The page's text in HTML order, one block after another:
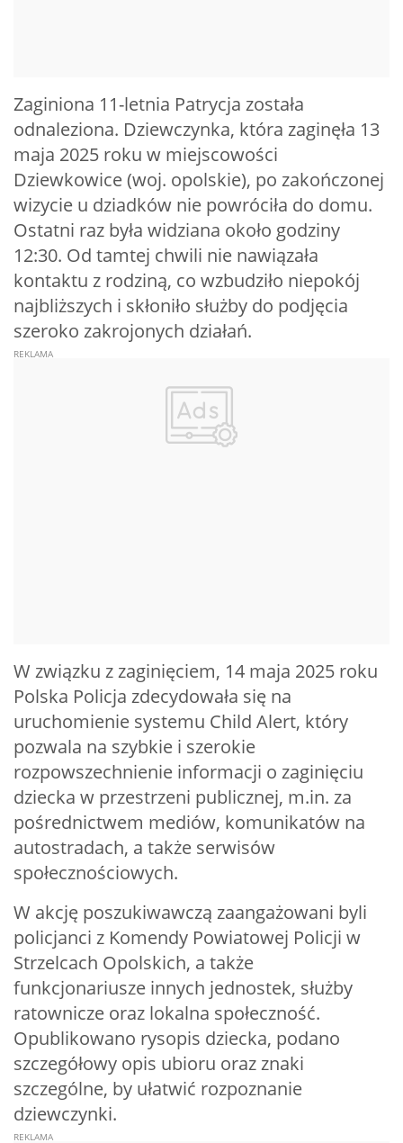
Zaginiona 11-letnia Patrycja została
odnaleziona. Dziewczynka, która zaginęła 13
maja 2025 roku w miejscowości
Dziewkowice (woj. opolskie), po zakończonej
wizycie u dziadków nie powróciła do domu.
Ostatni raz była widziana około godziny
12:30. Od tamtej chwili nie nawiązała
kontaktu z rodziną, co wzbudziło niepokój
najbliższych i skłoniło służby do podjęcia
szeroko zakrojonych działań.
W związku z zaginięciem, 14 maja 2025 roku
Polska Policja zdecydowała się na
uruchomienie systemu Child Alert, który
pozwala na szybkie i szerokie
rozpowszechnienie informacji o zaginięciu
dziecka w przestrzeni publicznej, m.in. za
pośrednictwem mediów, komunikatów na
autostradach, a także serwisów
społecznościowych.
W akcję poszukiwawczą zaangażowani byli
policjanci z Komendy Powiatowej Policji w
Strzelcach Opolskich, a także
funkcjonariusze innych jednostek, służby
ratownicze oraz lokalna społeczność.
Opublikowano rysopis dziecka, podano
szczegółowy opis ubioru oraz znaki
szczególne, by ułatwić rozpoznanie
dziewczynki.